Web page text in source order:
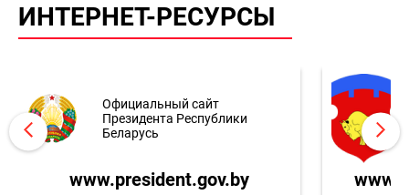
ИНТЕРНЕТ-РЕСУРСЫ
Официальный сайт
Президента Республики
Беларусь
www.president.gov.by